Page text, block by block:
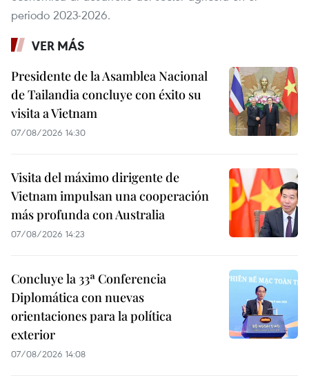
periodo 2023-2026.
VER MÁS
Presidente de la Asamblea Nacional
de Tailandia concluye con éxito su
visita a Vietnam
07/08/2026 14:30
Visita del máximo dirigente de
Vietnam impulsan una cooperación
más profunda con Australia
07/08/2026 14:23
Concluye la 33ª Conferencia
Diplomática con nuevas
orientaciones para la política
exterior
07/08/2026 14:08